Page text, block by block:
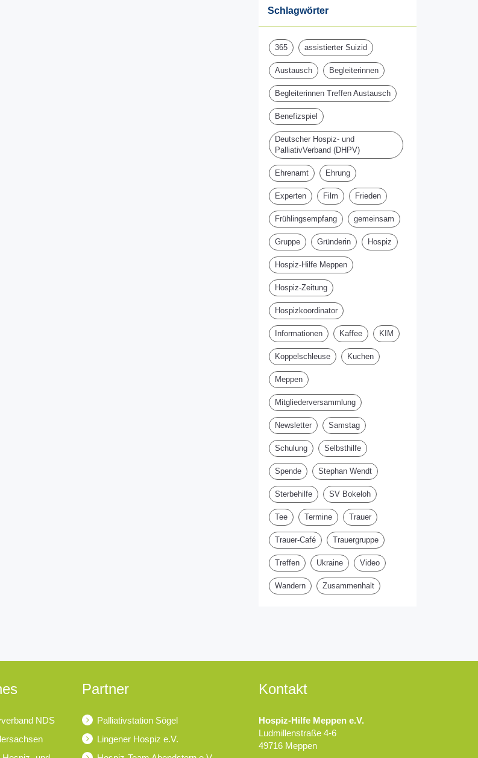
Schlagwörter
365 assistierter Suizid
Austausch Begleiterinnen
Begleiterinnen Treffen Austausch
Benefizspiel
Deutscher Hospiz- und
PalliativVerband (DHPV)
Ehrenamt Ehrung
Experten Film Frieden
Frühlingsempfang gemeinsam
Gruppe Gründerin Hospiz
Hospiz-Hilfe Meppen
Hospiz-Zeitung
Hospizkoordinator
Informationen Kaffee KIM
Koppelschleuse Kuchen
Meppen
Mitgliederversammlung
Newsletter Samstag
Schulung Selbsthilfe
Spende Stephan Wendt
Sterbehilfe SV Bokeloh
Tee Termine Trauer
Trauer-Café Trauergruppe
Treffen Ukraine Video
Wandern Zusammenhalt
NDS
Partner
Palliativstation Sögel
Lingener Hospiz e.V.
Kontakt
Hospiz-Hilfe Meppen e.V.
Ludmillenstraße 4-6
49716 Meppen